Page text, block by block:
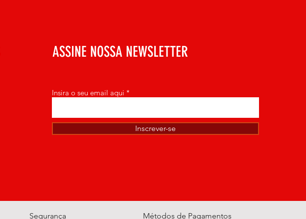
ASSINE NOSSA NEWSLETTER
Insira o seu email aqui
Inscrever-se
Segurança Métodos de Pagamentos